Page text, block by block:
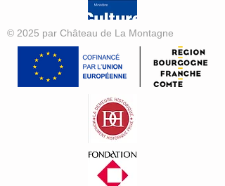
© 2025 par Château de La Montagne